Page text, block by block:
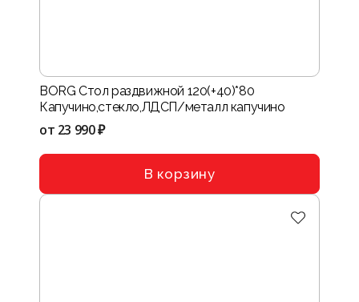
BORG Стол раздвижной 120(+40)*80
Капучино,стекло,ЛДСП/металл капучино
от 23 990 ₽
В корзину